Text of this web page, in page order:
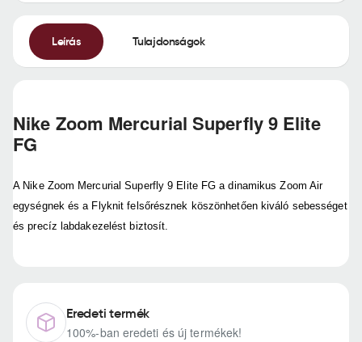
Leírás Tulajdonságok
Nike Zoom Mercurial Superfly 9 Elite
FG
A Nike Zoom Mercurial Superfly 9 Elite FG a dinamikus Zoom Air
egységnek és a Flyknit felsőrésznek köszönhetően kiváló sebességet
és precíz labdakezelést biztosít.
Eredeti termék
100%-ban eredeti és új termékek!